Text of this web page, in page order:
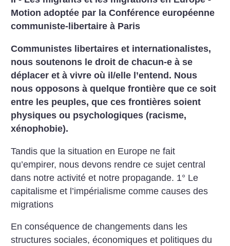
Motion adoptée par la Conférence européenne
communiste-libertaire à Paris
Communistes libertaires et internationalistes,
nous soutenons le droit de chacun-e à se
déplacer et à vivre où il/elle l’entend. Nous
nous opposons à quelque frontière que ce soit
entre les peuples, que ces frontières soient
physiques ou psychologiques (racisme,
xénophobie).
Tandis que la situation en Europe ne fait
qu’empirer, nous devons rendre ce sujet central
dans notre activité et notre propagande. 1° Le
capitalisme et l’impérialisme comme causes des
migrations
En conséquence de changements dans les
structures sociales, économiques et politiques du